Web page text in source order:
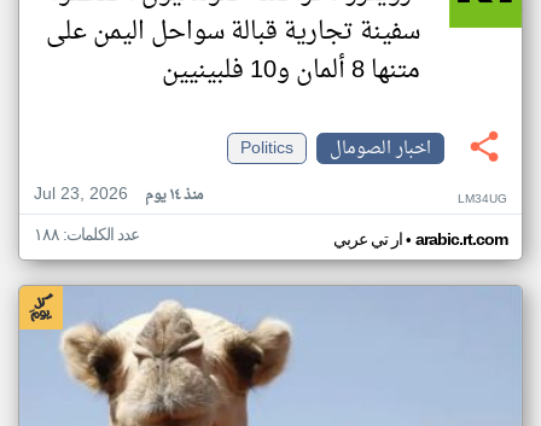
سفينة تجارية قبالة سواحل اليمن على
متنها 8 ألمان و10 فلبينيين
اخبار الصومال
Politics
Jul 23, 2026
منذ ١٤ يوم LM34UG
ار تي عربي• arabic.rt.com عدد الكلمات: ١٨٨